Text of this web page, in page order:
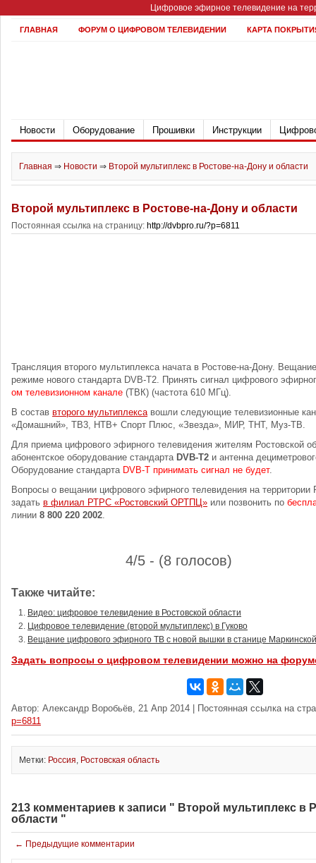
Цифровое эфирное телевидение на
ГЛАВНАЯ ФОРУМ О ЦИФРОВОМ ТЕЛЕВИДЕНИИ КАРТА
Новости Оборудование Прошивки Инструкции
Главная ⇒ Новости ⇒ Второй мультиплекс в Ростове-на-Дону и области
Второй мультиплекс в Ростове-на-Дону и области
Постоянная ссылка на страницу: http://dvbpro.ru/?p=6811
Трансляция второго мультиплекса начата в Ростове-на-Дону.
режиме нового стандарта DVB-T2. Принять сигнал цифрового
ом телевизионном канале (ТВК) (частота 610 МГц).
В состав второго мультиплексавошли следующие телевизионные
«Домашний», ТВ3, НТВ+ Спорт Плюс, «Звезда», МИР, ТНТ, Муз-ТВ.
Для приема цифрового эфирного телевидения жителям Ростовской
абонентское оборудование стандарта DVB-T2 и антенна
Оборудование стандарта DVB-T принимать сигнал не будет.
Вопросы о вещании цифрового эфирного телевидения на территории
задать в филиал РТРС «Ростовский ОРТПЦ» или позвонить по
линии 8 800 220 2002.
4/5 - (8 голосов)
Также читайте:
Видео: цифровое телевидение в Ростовской области
Цифровое телевидение (второй мультиплекс) в Гуково
Вещание цифрового эфирного ТВ с новой вышки в станице Маркинской
Задать вопросы о цифровом телевидении можно на
Автор: Александр Воробьёв, 21 Апр 2014 | Постоянная ссылка на
p=6811
Метки: Россия, Ростовская область
213 комментариев к записи " Второй мультиплекс в
области "
← Предыдущие комментарии